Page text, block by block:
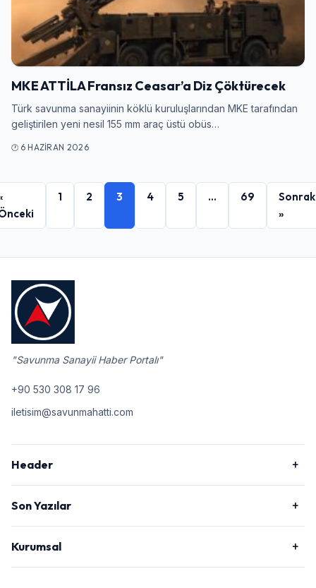
MKE ATTİLA Fransız Ceasar’a Diz Çöktürecek
Türk savunma sanayiinin köklü kuruluşlarından MKE tarafından
geliştirilen yeni nesil 155 mm araç üstü obüs…
6 HAZIRAN 2026
1 2 3 4 5 … 69
»
"Savunma Sanayii Haber Portalı"
+90 530 308 17 96
iletisim@savunmahatti.com
Header
Son Yazılar
Kurumsal